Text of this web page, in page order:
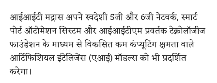
आईआईटी मद्रास अपने स्वदेशी 5जी और 6जी नेटवर्क, स्मार्ट
पोर्ट ऑटोमेशन सिस्टम और आईआईटीएम प्रवर्तक टेक्नोलॉजीज
फाउंडेशन के माध्यम से विकसित कम कंप्यूटिंग क्षमता वाले
आर्टिफिशियल इंटेलिजेंस (एआई) मॉडल्स को भी प्रदर्शित
करेगा।